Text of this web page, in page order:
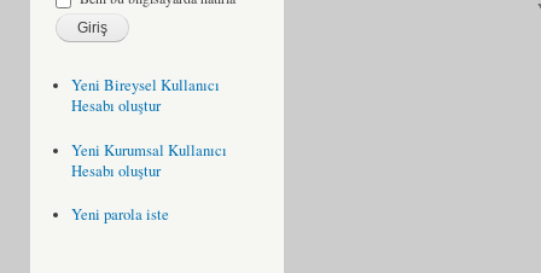
Yeni Bireysel Kullanıcı
Hesabı oluştur
Yeni Kurumsal Kullanıcı
Hesabı oluştur
Yeni parola iste